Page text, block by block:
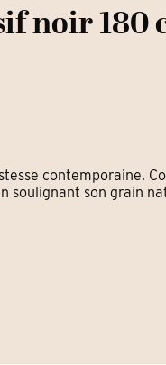
noir
contemporaine.
soulignant son grain